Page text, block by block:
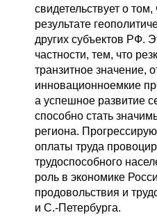
свидетельствует о
результате
других субъектов РФ.
частности, тем, что
транзитное значение,
инновационноемкие
а успешное развитие
способно стать
региона.
оплаты труда
трудоспособного
роль в экономике
продовольствия и
и С.-Петербурга.